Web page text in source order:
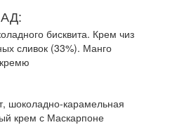
бисквита. Крем чиз
сливок (33%). Манго
шоколадно-карамельная
крем с Маскарпоне